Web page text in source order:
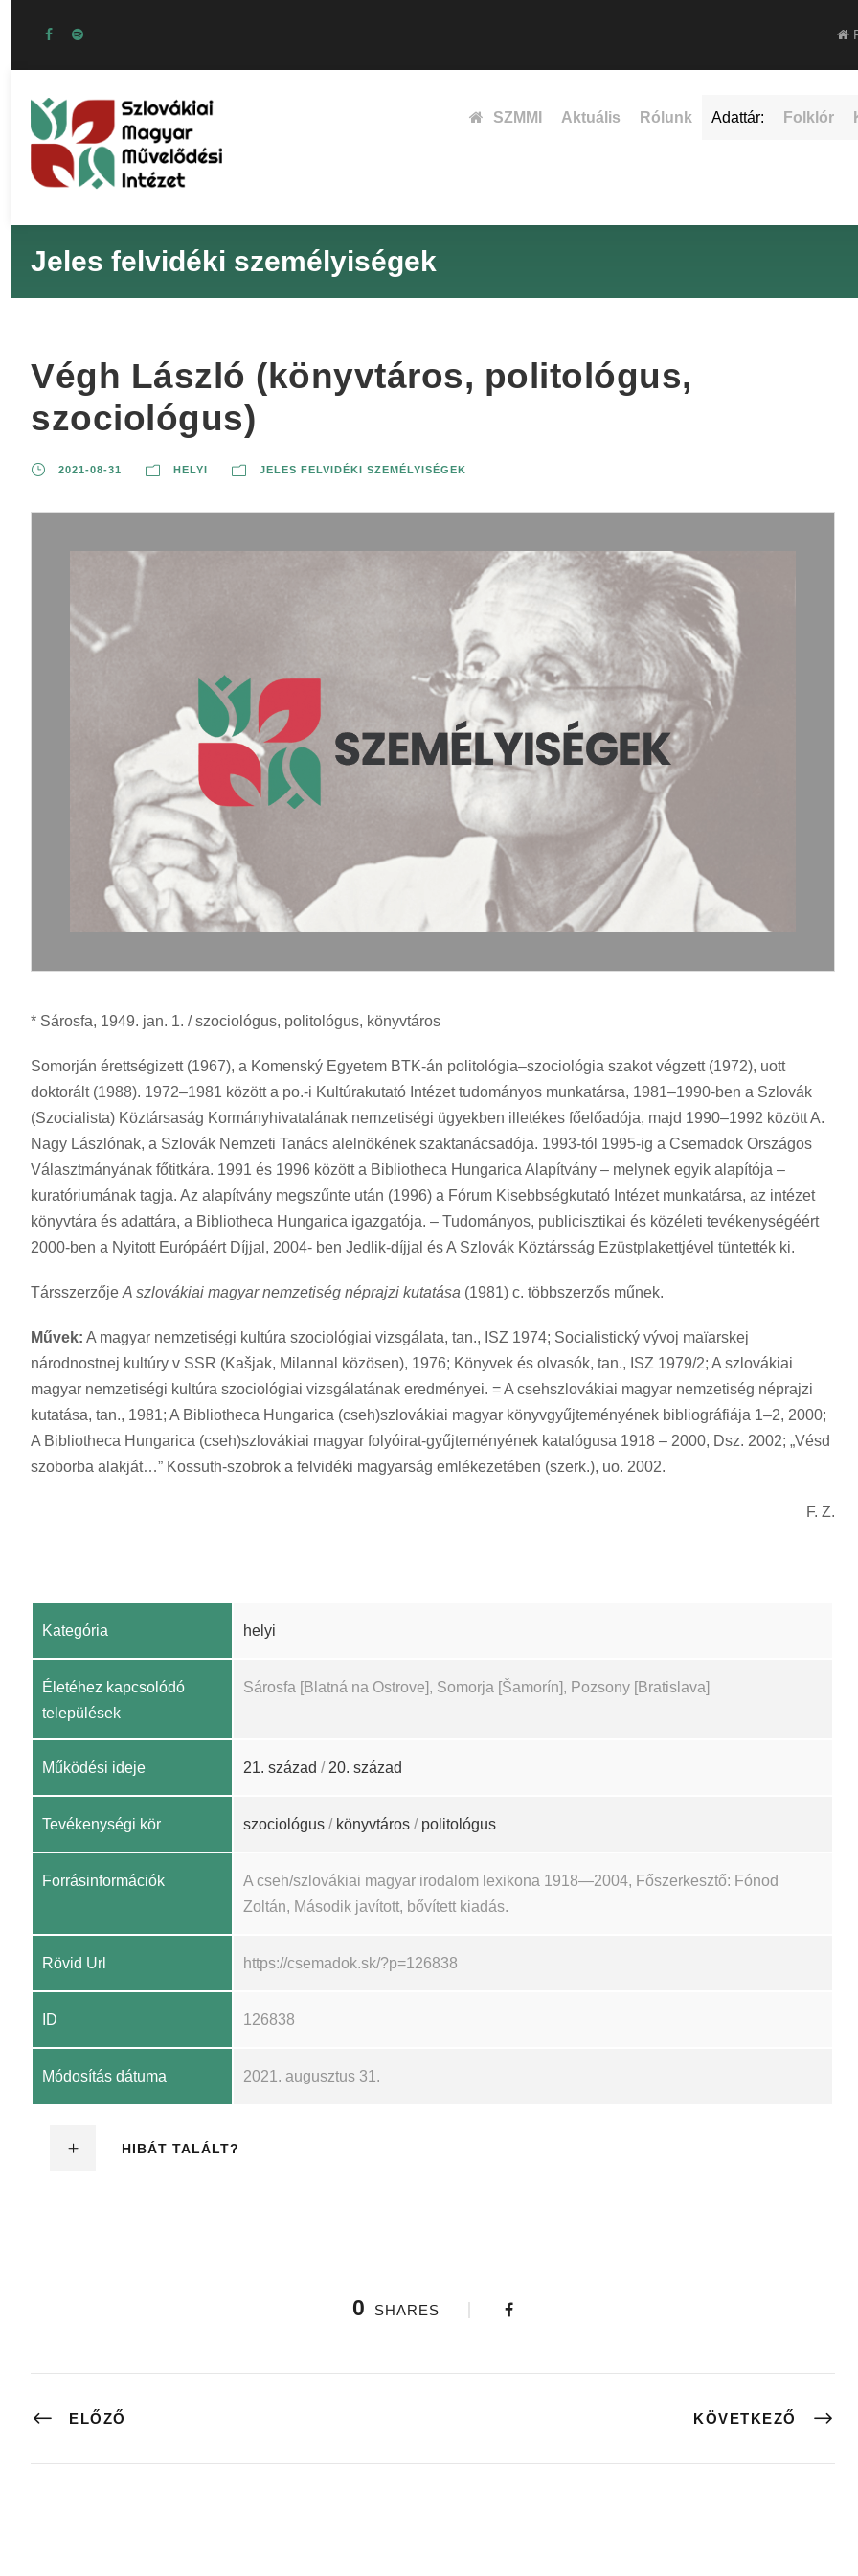
SZMMI Aktuális Rólunk Adattár: Folklór
Jeles felvidéki személyiségek
Végh László (könyvtáros, politológus,
szociológus)
2021-08-31 HELYI JELES FELVIDÉKI SZEMÉLYISÉGEK
* Sárosfa, 1949. jan. 1. / szociológus, politológus, könyvtáros
Somorján érettségizett (1967), a Komenský Egyetem BTK-án politológia–szociológia szakot végzett (1972), uott
doktorált (1988). 1972–1981 között a po.-i Kultúrakutató Intézet tudományos munkatársa, 1981–1990-ben a Szlovák
(Szocialista) Köztársaság Kormányhivatalának nemzetiségi ügyekben illetékes főelőadója, majd 1990–1992 között A.
Nagy Lászlónak, a Szlovák Nemzeti Tanács alelnökének szaktanácsadója. 1993-tól 1995-ig a Csemadok Országos
Választmányának főtitkára. 1991 és 1996 között a Bibliotheca Hungarica Alapítvány – melynek egyik alapítója –
kuratóriumának tagja. Az alapítvány megszűnte után (1996) a Fórum Kisebbségkutató Intézet munkatársa, az intézet
könyvtára és adattára, a Bibliotheca Hungarica igazgatója. – Tudományos, publicisztikai és közéleti tevékenységéért
2000-ben a Nyitott Európáért Díjjal, 2004- ben Jedlik-díjjal és A Szlovák Köztársság Ezüstplakettjével tüntették ki.
Társszerzője A szlovákiai magyar nemzetiség néprajzi kutatása (1981) c. többszerzős műnek.
Művek: A magyar nemzetiségi kultúra szociológiai vizsgálata, tan., ISZ 1974; Socialistický vývoj maïarskej
národnostnej kultúry v SSR (Kašjak, Milannal közösen), 1976; Könyvek és olvasók, tan., ISZ 1979/2; A szlovákiai
magyar nemzetiségi kultúra szociológiai vizsgálatának eredményei. = A csehszlovákiai magyar nemzetiség néprajzi
kutatása, tan., 1981; A Bibliotheca Hungarica (cseh)szlovákiai magyar könyvgyűjteményének bibliográfiája 1–2, 2000;
A Bibliotheca Hungarica (cseh)szlovákiai magyar folyóirat-gyűjteményének katalógusa 1918 – 2000, Dsz. 2002; „Vésd
szoborba alakját…” Kossuth-szobrok a felvidéki magyarság emlékezetében (szerk.), uo. 2002.
F. Z.
Kategória helyi
Életéhez kapcsolódó
települések
Sárosfa [Blatná na Ostrove], Somorja [Šamorín], Pozsony [Bratislava]
Működési ideje 21. század / 20. század
Tevékenységi kör szociológus / könyvtáros / politológus
Forrásinformációk
A cseh/szlovákiai magyar irodalom lexikona 1918—2004, Főszerkesztő: Fónod
Zoltán, Második javított, bővített kiadás.
Rövid Url https://csemadok.sk/?p=126838
ID 126838
Módosítás dátuma 2021. augusztus 31.
HIBÁT TALÁLT?
0 SHARES
ELŐZŐ KÖVETKEZŐ